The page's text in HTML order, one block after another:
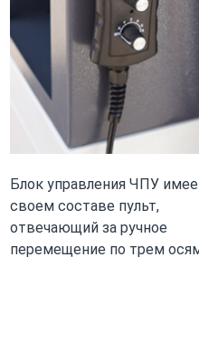
Блок управления ЧПУ
своем составе пульт,
отвечающий за ручное
перемещение по трем